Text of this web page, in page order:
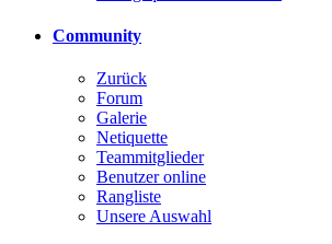
Community
Zurück
Forum
Galerie
Netiquette
Teammitglieder
Benutzer online
Rangliste
Unsere Auswahl